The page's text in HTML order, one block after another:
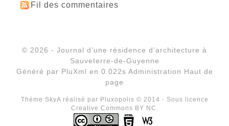
Fil des commentaires
© 2026 - Journal d’une résidence d’architecture à
Sauveterre-de-Guyenne
Généré par PluXml en 0.022s Administration Haut de
page
Thème SkyA réalisé par Pluxopolis © 2014 - Sous licence
Creative Commons BY NC.